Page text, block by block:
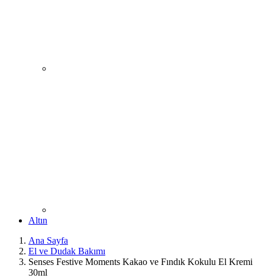
Altın
Ana Sayfa
El ve Dudak Bakımı
Senses Festive Moments Kakao ve Fındık Kokulu El Kremi
30ml